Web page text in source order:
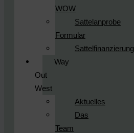
WOW
Sattelanprobe
Formular
Sattelfinanzierung
Way
Out
West
Aktuelles
Das
Team